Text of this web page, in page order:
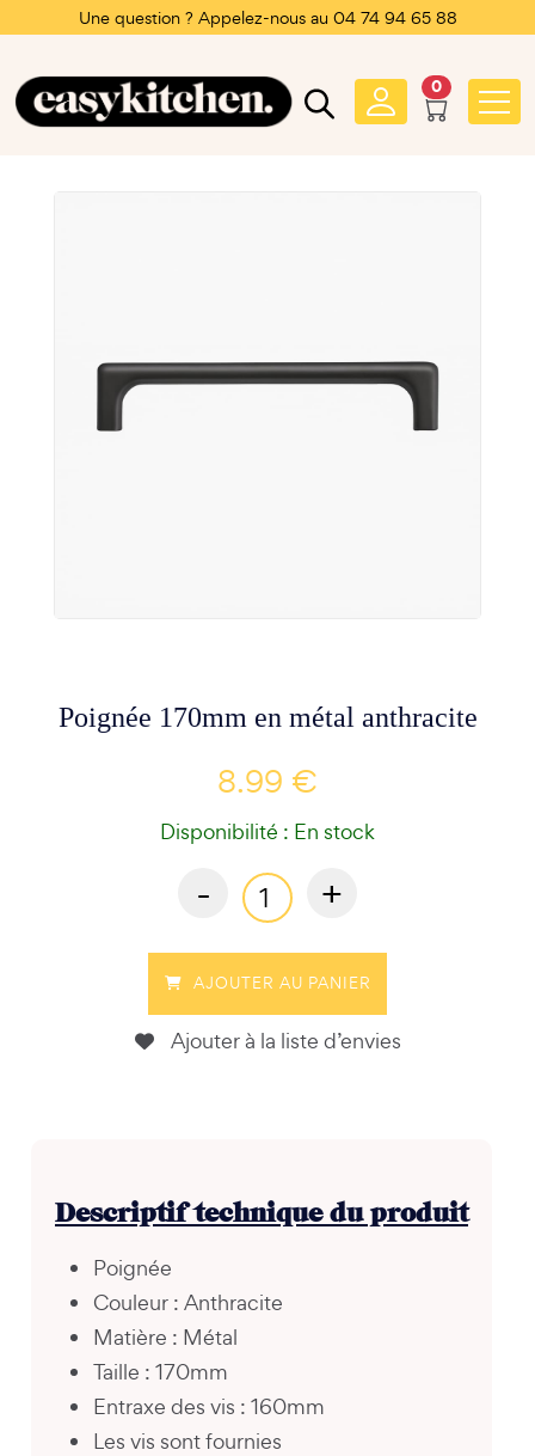
Une question ? Appelez-nous au 04 74 94 65 88
0
Poignée 170mm en métal anthracite
8.99 €
Disponibilité : En stock
- +
AJOUTER AU PANIER
Ajouter à la liste d’envies
Descriptif technique du produit
Poignée
Couleur : Anthracite
Matière : Métal
Taille : 170mm
Entraxe des vis : 160mm
Les vis sont fournies